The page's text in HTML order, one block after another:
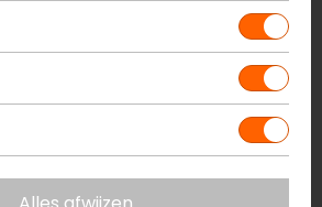
en manchet
wijsvinger
vingertoppen
met twee 7.4V batterijen